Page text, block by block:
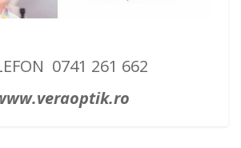
0741 261 662